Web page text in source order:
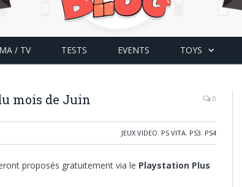
/ TV TESTS EVENTS TOYS
mois de Juin 0
JEUX VIDEO, PS VITA, PS3, PS4
proposés gratuitement via le Playstation Plus